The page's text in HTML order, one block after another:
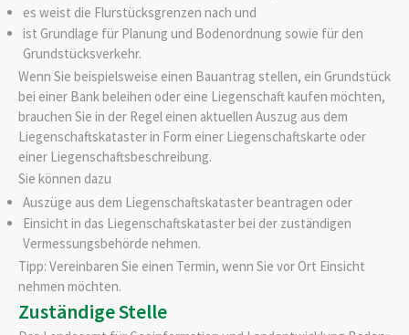
es weist die Flurstücksgrenzen nach und
ist Grundlage für Planung und Bodenordnung sowie für den
Grundstücksverkehr.
Wenn Sie beispielsweise einen Bauantrag stellen, ein Grundstück
bei einer Bank beleihen oder eine Liegenschaft kaufen möchten,
brauchen Sie in der Regel einen aktuellen Auszug aus dem
Liegenschaftskataster in Form einer Liegenschaftskarte oder
einer Liegenschaftsbeschreibung.
Sie können dazu
Auszüge aus dem Liegenschaftskataster beantragen oder
Einsicht in das Liegenschaftskataster bei der zuständigen
Vermessungsbehörde nehmen.
Tipp: Vereinbaren Sie einen Termin, wenn Sie vor Ort Einsicht
nehmen möchten.
Zuständige Stelle